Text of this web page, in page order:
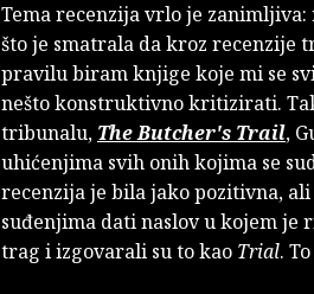
Tema recenzija vrlo je zanimljiva:
što je smatrala da kroz recenzije
pravilu biram knjige koje mi se
nešto konstruktivno kritizirati.
tribunalu, The Butcher's Trail,
uhićenjima svih onih kojima se
recenzija je bila jako pozitivna,
suđenjima dati naslov u kojem je
trag i izgovarali su to kao Trial.